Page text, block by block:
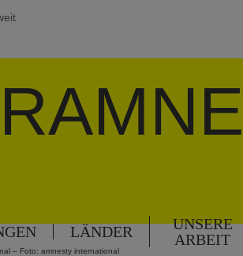
LÄNDER
UNSERE
ARBEIT
– Foto: amnesty international